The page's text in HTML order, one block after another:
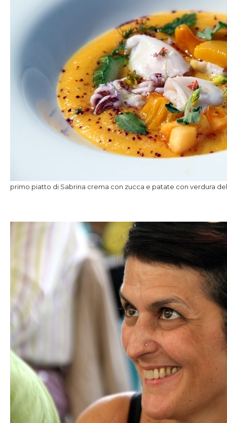
primo piatto di Sabrina crema con zucca e patate con verdura